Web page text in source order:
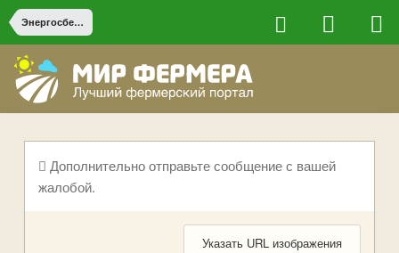
Энергосбережение и резервное электропитание
Дополнительно отправьте сообщение с вашей
жалобой.
Указать URL изображения